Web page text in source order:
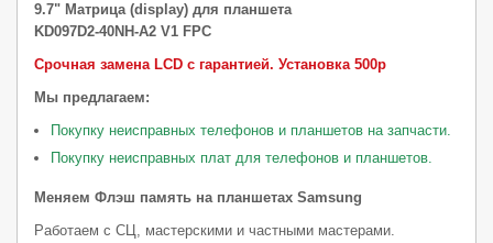
9.7" Матрица (display) для планшета
KD097D2-40NH-A2 V1 FPC
Срочная замена LCD с гарантией. Установка 500р
Мы предлагаем:
Покупку неисправных телефонов и планшетов на запчасти.
Покупку неисправных плат для телефонов и планшетов.
Меняем Флэш память на планшетах Samsung
Работаем с СЦ, мастерскими и частными мастерами.